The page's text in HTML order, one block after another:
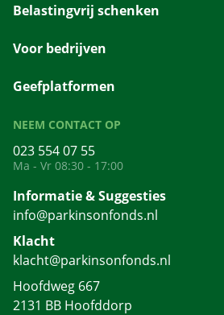
Belastingvrij schenken
Voor bedrijven
Geefplatformen
NEEM CONTACT OP
023 554 07 55
Ma - Vr 08:30 - 17:00
Informatie & Suggesties
info@parkinsonfonds.nl
Klacht
klacht@parkinsonfonds.nl
Hoofdweg 667
2131 BB Hoofddorp